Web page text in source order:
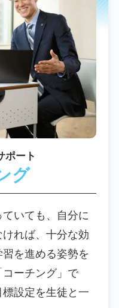
ポート
グ
いても、自分に
れば、十分な効
を進める姿勢を
ーチング」で
設定を生徒と一